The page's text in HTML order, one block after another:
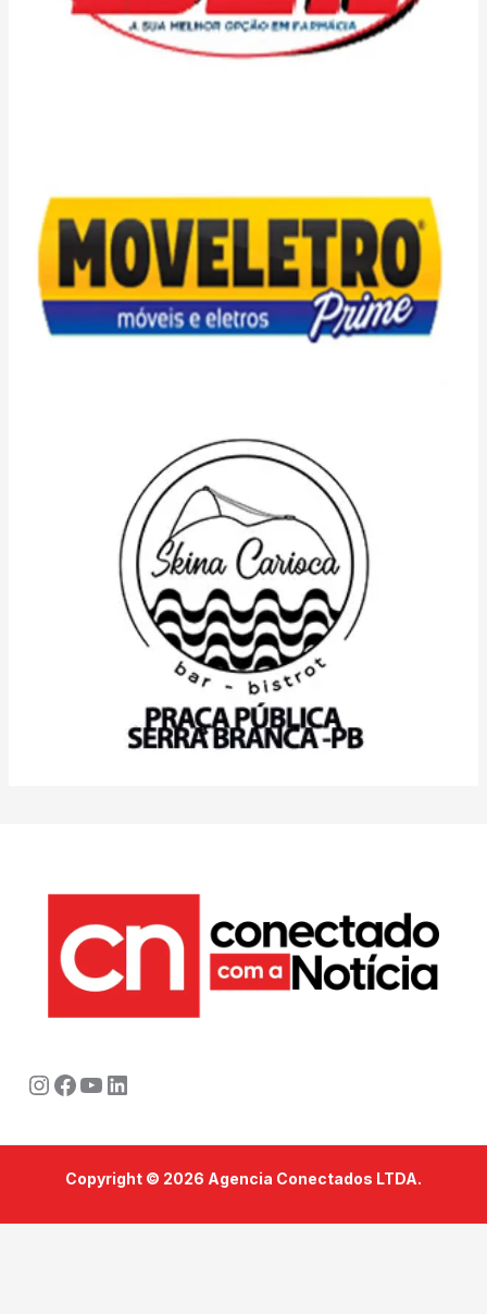
Instagram
Facebook
Youtube
LinkedIn
Copyright © 2026 Agencia Conectados LTDA.